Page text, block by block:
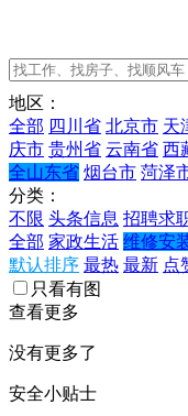
地区：
全部 四川省 北京市 天
庆市 贵州省 云南省 西
全山东省 烟台市 菏泽
分类：
不限 头条信息 招聘求
全部 家政生活 维修安
默认排序 最热 最新 点
只看有图
查看更多
没有更多了
安全小贴士